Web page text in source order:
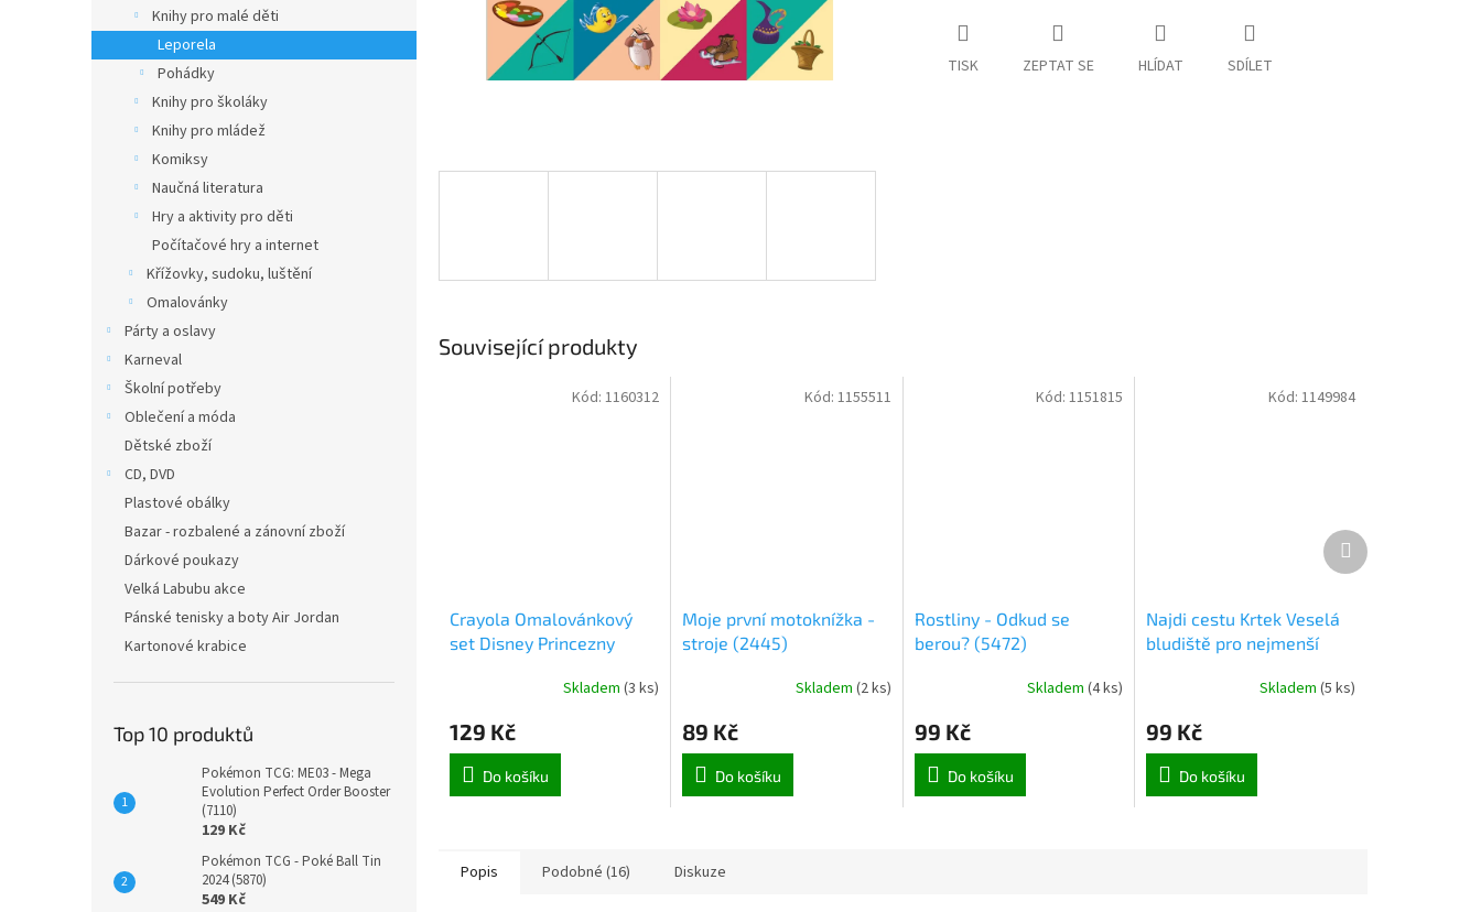
Knihy pro malé děti
Leporela
Pohádky
Knihy pro školáky
Knihy pro mládež
Komiksy
Naučná literatura
Hry a aktivity pro děti
Počítačové hry a internet
Křížovky, sudoku, luštění
Omalovánky
Párty a oslavy
Karneval
Školní potřeby
Oblečení a móda
Dětské zboží
CD, DVD
Plastové obálky
Bazar - rozbalené a zánovní zboží
Dárkové poukazy
Velká Labubu akce
Pánské tenisky a boty Air Jordan
Kartonové krabice
Top 10 produktů
Pokémon TCG: ME03 - Mega
Evolution Perfect Order Booster
(7110)
129 Kč
Pokémon TCG - Poké Ball Tin
2024 (5870)
549 Kč
TISK ZEPTAT SE HLÍDAT SDÍLET
Související produkty
Crayola Omalovánkový
set Disney Princezny
Skladem (3 ks)
129 Kč
Do košíku
Kód: 1160312
Moje první motoknížka -
stroje (2445)
Skladem (2 ks)
89 Kč
Do košíku
Kód: 1155511
Rostliny - Odkud se
berou? (5472)
Skladem(4 ks)
99 Kč
Do košíku
Kód:1151815
Najdi cestu Krtek Veselá
bludiště pro nejmenší
Skladem (5 ks)
99 Kč
Do košíku
Kód: 1149984
Další
produkt
Popis Podobné (16) Diskuze